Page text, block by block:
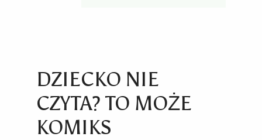
DZIECKO NIE
CZYTA? TO MOŻE
KOMIKS